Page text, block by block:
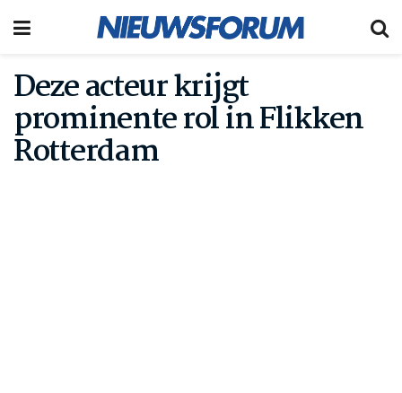
Deze acteur krijgt
prominente rol in Flikken
Rotterdam